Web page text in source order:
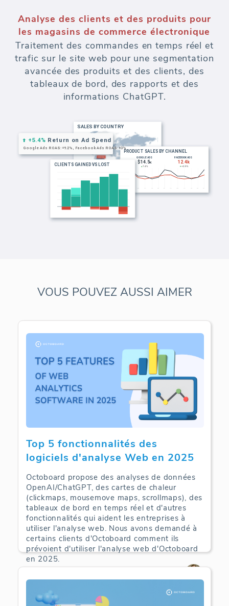
Analyse des clients et des produits pour
les magasins de commerce électronique
Traitement des commandes en temps réel et
trafic sur le site web pour une segmentation
avancée des produits et des clients, des
tableaux de bord, des rapports et des
informations ChatGPT.
VOUS POUVEZ AUSSI AIMER
Top 5 fonctionnalités des
logiciels d'analyse Web en 2025
Octoboard propose des analyses de données
OpenAI/ChatGPT, des cartes de chaleur
(clickmaps, mousemove maps, scrollmaps), des
tableaux de bord en temps réel et d'autres
fonctionnalités qui aident les entreprises à
utiliser l'analyse web. Nous avons demandé à
certains clients d'Octoboard comment ils
prévoient d'utiliser l'analyse web d'Octoboard
en 2025.